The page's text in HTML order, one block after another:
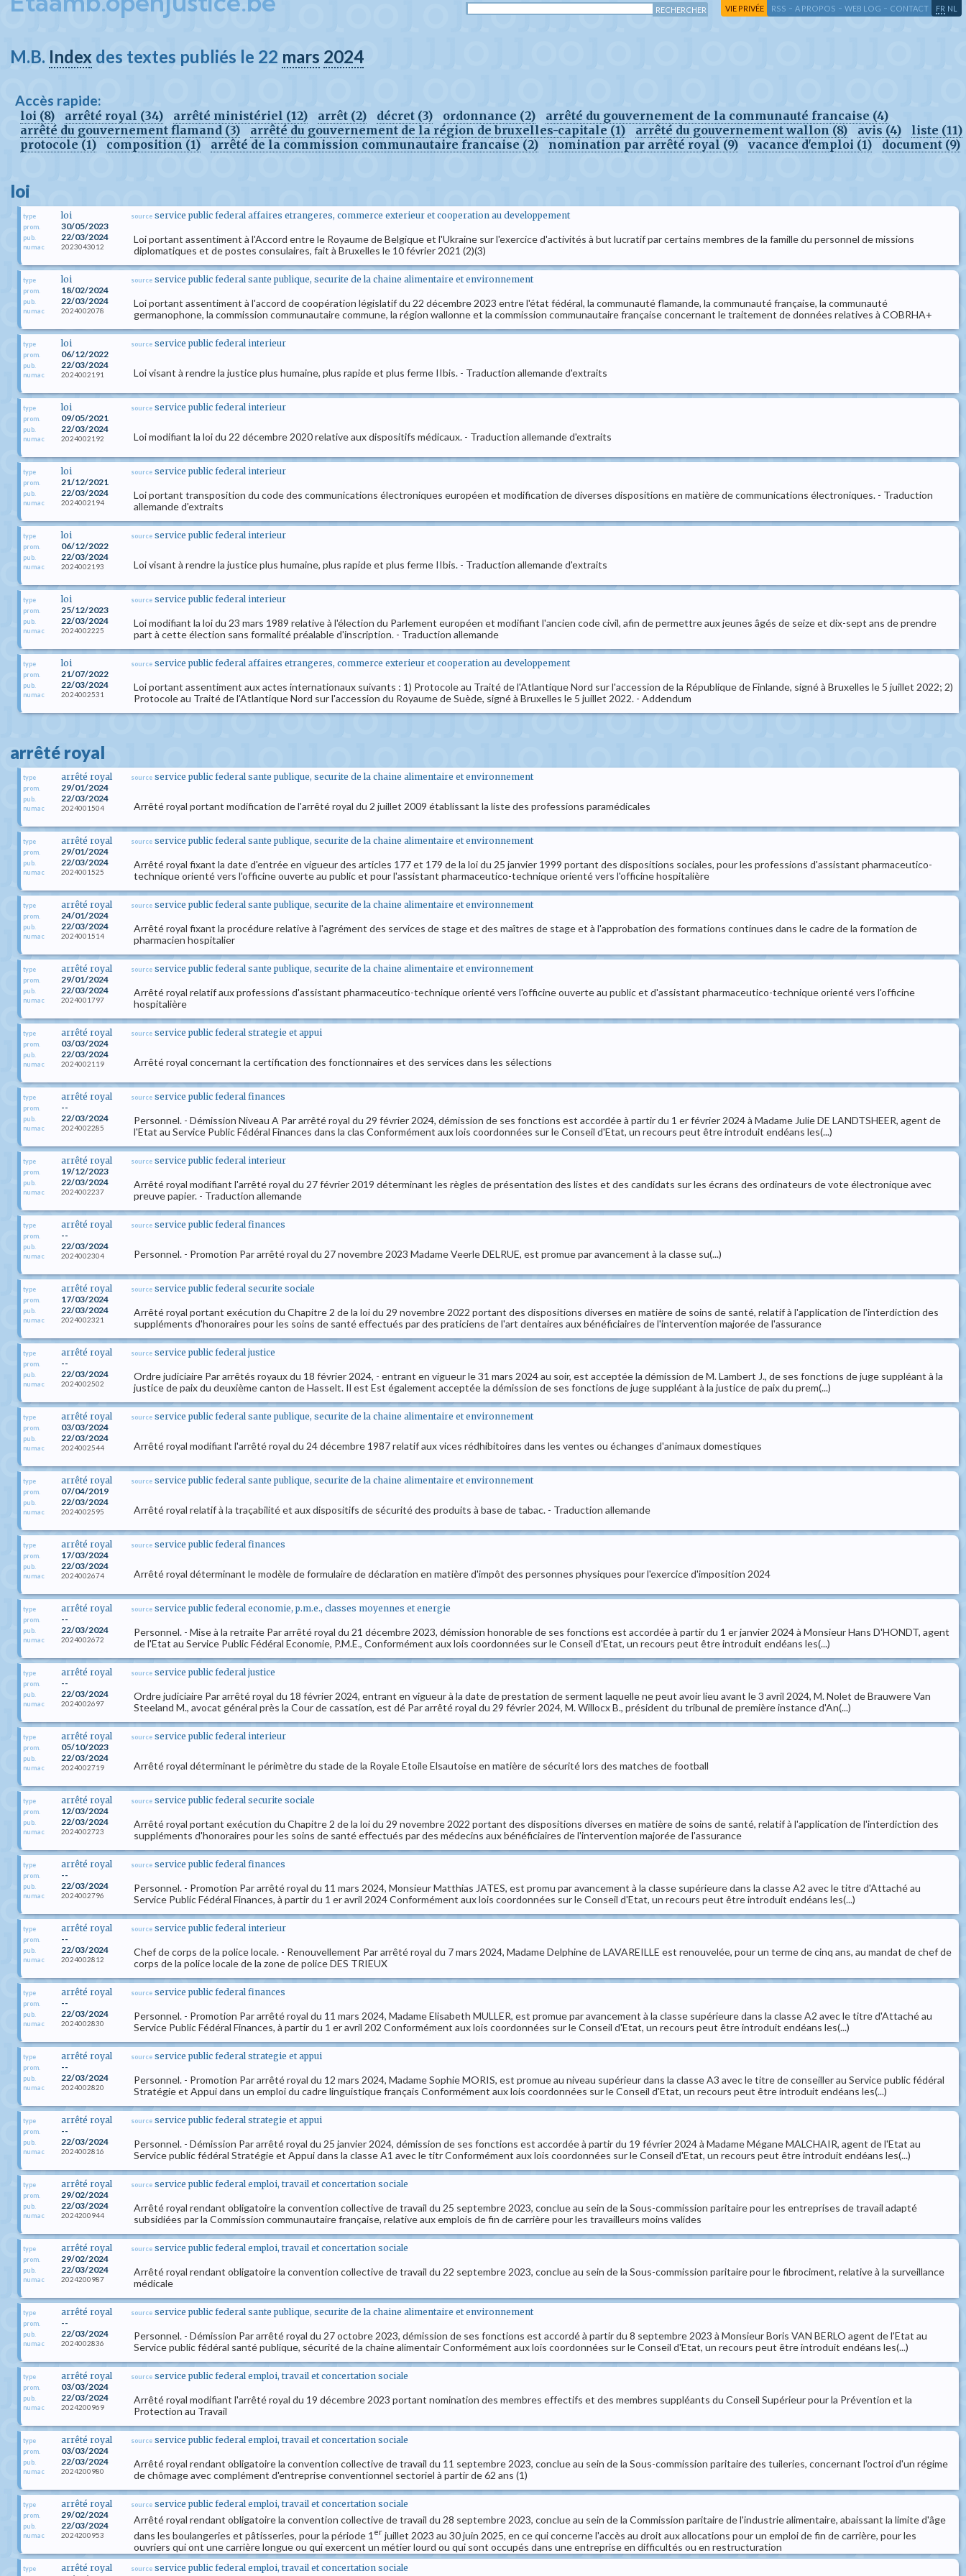
VIE PRIVÉE RSS - A PROPOS - WEB LOG - CONTACT FR NL
M.B. Index des textes publiés le 22 mars 2024
Accès rapide:
loi (8) arrêté royal (34) arrêté ministériel (12) arrêt (2) décret (3) ordonnance (2)
arrêté du gouvernement de la communauté francaise (4)
arrêté du gouvernement flamand (3)
arrêté du gouvernement de la région de bruxelles-capitale (1) arrêté du gouvernement wallon (8) avis (4)
liste (11)
protocole (1)
composition (1) arrêté de la commission communautaire francaise (2) nomination par arrêté royal (9) vacance d'emploi (1) document (9)
loi
type loi
prom. 30/05/2023
pub. 22/03/2024
numac 2023043012
source service public federal affaires etrangeres, commerce exterieur et cooperation au developpement
Loi portant assentiment à l'Accord entre le Royaume de Belgique et l'Ukraine sur l'exercice d'activités à but lucratif par certains membres de la famille du personnel de missions
diplomatiques et de postes consulaires, fait à Bruxelles le 10 février 2021 (2)(3)
type loi
prom. 18/02/2024
pub. 22/03/2024
numac 2024002078
source service public federal sante publique, securite de la chaine alimentaire et environnement
Loi portant assentiment à l'accord de coopération législatif du 22 décembre 2023 entre l'état fédéral, la communauté flamande, la communauté française, la communauté
germanophone, la commission communautaire commune, la région wallonne et la commission communautaire française concernant le traitement de données relatives à COBRHA+
type loi
prom. 06/12/2022
pub. 22/03/2024
numac 2024002191
source service public federal interieur
Loi visant à rendre la justice plus humaine, plus rapide et plus ferme IIbis. - Traduction allemande d'extraits
type loi
prom. 09/05/2021
pub. 22/03/2024
numac 2024002192
source service public federal interieur
Loi modifiant la loi du 22 décembre 2020 relative aux dispositifs médicaux. - Traduction allemande d'extraits
type loi
prom. 21/12/2021
pub. 22/03/2024
numac 2024002194
source service public federal interieur
Loi portant transposition du code des communications électroniques européen et modification de diverses dispositions en matière de communications électroniques. - Traduction
allemande d'extraits
type loi
prom. 06/12/2022
pub. 22/03/2024
numac 2024002193
source service public federal interieur
Loi visant à rendre la justice plus humaine, plus rapide et plus ferme IIbis. - Traduction allemande d'extraits
type loi
prom. 25/12/2023
pub. 22/03/2024
numac 2024002225
source service public federal interieur
Loi modifiant la loi du 23 mars 1989 relative à l'élection du Parlement européen et modifiant l'ancien code civil, afin de permettre aux jeunes âgés de seize et dix-sept ans de prendre
part à cette élection sans formalité préalable d'inscription. - Traduction allemande
type loi
prom. 21/07/2022
pub. 22/03/2024
numac 2024002531
source service public federal affaires etrangeres, commerce exterieur et cooperation au developpement
Loi portant assentiment aux actes internationaux suivants : 1) Protocole au Traité de l'Atlantique Nord sur l'accession de la République de Finlande, signé à Bruxelles le 5 juillet 2022; 2)
Protocole au Traité de l'Atlantique Nord sur l'accession du Royaume de Suède, signé à Bruxelles le 5 juillet 2022. - Addendum
arrêté royal
type arrêté royal
prom. 29/01/2024
pub. 22/03/2024
numac 2024001504
source service public federal sante publique, securite de la chaine alimentaire et environnement
Arrêté royal portant modification de l'arrêté royal du 2 juillet 2009 établissant la liste des professions paramédicales
type arrêté royal
prom. 29/01/2024
pub. 22/03/2024
numac 2024001525
source service public federal sante publique, securite de la chaine alimentaire et environnement
Arrêté royal fixant la date d'entrée en vigueur des articles 177 et 179 de la loi du 25 janvier 1999 portant des dispositions sociales, pour les professions d'assistant pharmaceutico-
technique orienté vers l'officine ouverte au public et pour l'assistant pharmaceutico-technique orienté vers l'officine hospitalière
type arrêté royal
prom. 24/01/2024
pub. 22/03/2024
numac 2024001514
source service public federal sante publique, securite de la chaine alimentaire et environnement
Arrêté royal fixant la procédure relative à l'agrément des services de stage et des maîtres de stage et à l'approbation des formations continues dans le cadre de la formation de
pharmacien hospitalier
type arrêté royal
prom. 29/01/2024
pub. 22/03/2024
numac 2024001797
source service public federal sante publique, securite de la chaine alimentaire et environnement
Arrêté royal relatif aux professions d'assistant pharmaceutico-technique orienté vers l'officine ouverte au public et d'assistant pharmaceutico-technique orienté vers l'officine
hospitalière
type arrêté royal
prom. 03/03/2024
pub. 22/03/2024
numac 2024002119
source service public federal strategie et appui
Arrêté royal concernant la certification des fonctionnaires et des services dans les sélections
type arrêté royal
prom. --
pub. 22/03/2024
numac 2024002285
source service public federal finances
Personnel. - Démission Niveau A Par arrêté royal du 29 février 2024, démission de ses fonctions est accordée à partir du 1 er février 2024 à Madame Julie DE LANDTSHEER, agent de
l'Etat au Service Public Fédéral Finances dans la clas Conformément aux lois coordonnées sur le Conseil d'Etat, un recours peut être introduit endéans les(...)
type arrêté royal
prom. 19/12/2023
pub. 22/03/2024
numac 2024002237
source service public federal interieur
Arrêté royal modifiant l'arrêté royal du 27 février 2019 déterminant les règles de présentation des listes et des candidats sur les écrans des ordinateurs de vote électronique avec
preuve papier. - Traduction allemande
type arrêté royal
prom. --
pub. 22/03/2024
numac 2024002304
source service public federal finances
Personnel. - Promotion Par arrêté royal du 27 novembre 2023 Madame Veerle DELRUE, est promue par avancement à la classe su(...)
type arrêté royal
prom. 17/03/2024
pub. 22/03/2024
numac 2024002321
source service public federal securite sociale
Arrêté royal portant exécution du Chapitre 2 de la loi du 29 novembre 2022 portant des dispositions diverses en matière de soins de santé, relatif à l'application de l'interdiction des
suppléments d'honoraires pour les soins de santé effectués par des praticiens de l'art dentaires aux bénéficiaires de l'intervention majorée de l'assurance
type arrêté royal
prom. --
pub. 22/03/2024
numac 2024002502
source service public federal justice
Ordre judiciaire Par arrêtés royaux du 18 février 2024, - entrant en vigueur le 31 mars 2024 au soir, est acceptée la démission de M. Lambert J., de ses fonctions de juge suppléant à la
justice de paix du deuxième canton de Hasselt. Il est Est également acceptée la démission de ses fonctions de juge suppléant à la justice de paix du prem(...)
type arrêté royal
prom. 03/03/2024
pub. 22/03/2024
numac 2024002544
source service public federal sante publique, securite de la chaine alimentaire et environnement
Arrêté royal modifiant l'arrêté royal du 24 décembre 1987 relatif aux vices rédhibitoires dans les ventes ou échanges d'animaux domestiques
type arrêté royal
prom. 07/04/2019
pub. 22/03/2024
numac 2024002595
source service public federal sante publique, securite de la chaine alimentaire et environnement
Arrêté royal relatif à la traçabilité et aux dispositifs de sécurité des produits à base de tabac. - Traduction allemande
type arrêté royal
prom. 17/03/2024
pub. 22/03/2024
numac 2024002674
source service public federal finances
Arrêté royal déterminant le modèle de formulaire de déclaration en matière d'impôt des personnes physiques pour l'exercice d'imposition 2024
type arrêté royal
prom. --
pub. 22/03/2024
numac 2024002672
source service public federal economie, p.m.e., classes moyennes et energie
Personnel. - Mise à la retraite Par arrêté royal du 21 décembre 2023, démission honorable de ses fonctions est accordée à partir du 1 er janvier 2024 à Monsieur Hans D'HONDT, agent
de l'Etat au Service Public Fédéral Economie, P.M.E., Conformément aux lois coordonnées sur le Conseil d'Etat, un recours peut être introduit endéans les(...)
type arrêté royal
prom. --
pub. 22/03/2024
numac 2024002697
source service public federal justice
Ordre judiciaire Par arrêté royal du 18 février 2024, entrant en vigueur à la date de prestation de serment laquelle ne peut avoir lieu avant le 3 avril 2024, M. Nolet de Brauwere Van
Steeland M., avocat général près la Cour de cassation, est dé Par arrêté royal du 29 février 2024, M. Willocx B., président du tribunal de première instance d'An(...)
type arrêté royal
prom. 05/10/2023
pub. 22/03/2024
numac 2024002719
source service public federal interieur
Arrêté royal déterminant le périmètre du stade de la Royale Etoile Elsautoise en matière de sécurité lors des matches de football
type arrêté royal
prom. 12/03/2024
pub. 22/03/2024
numac 2024002723
source service public federal securite sociale
Arrêté royal portant exécution du Chapitre 2 de la loi du 29 novembre 2022 portant des dispositions diverses en matière de soins de santé, relatif à l'application de l'interdiction des
suppléments d'honoraires pour les soins de santé effectués par des médecins aux bénéficiaires de l'intervention majorée de l'assurance
type arrêté royal
prom. --
pub. 22/03/2024
numac 2024002796
source service public federal finances
Personnel. - Promotion Par arrêté royal du 11 mars 2024, Monsieur Matthias JATES, est promu par avancement à la classe supérieure dans la classe A2 avec le titre d'Attaché au
Service Public Fédéral Finances, à partir du 1 er avril 2024 Conformément aux lois coordonnées sur le Conseil d'Etat, un recours peut être introduit endéans les(...)
type arrêté royal
prom. --
pub. 22/03/2024
numac 2024002812
source service public federal interieur
Chef de corps de la police locale. - Renouvellement Par arrêté royal du 7 mars 2024, Madame Delphine de LAVAREILLE est renouvelée, pour un terme de cinq ans, au mandat de chef de
corps de la police locale de la zone de police DES TRIEUX
type arrêté royal
prom. --
pub. 22/03/2024
numac 2024002830
source service public federal finances
Personnel. - Promotion Par arrêté royal du 11 mars 2024, Madame Elisabeth MULLER, est promue par avancement à la classe supérieure dans la classe A2 avec le titre d'Attaché au
Service Public Fédéral Finances, à partir du 1 er avril 202 Conformément aux lois coordonnées sur le Conseil d'Etat, un recours peut être introduit endéans les(...)
type arrêté royal
prom. --
pub. 22/03/2024
numac 2024002820
source service public federal strategie et appui
Personnel. - Promotion Par arrêté royal du 12 mars 2024, Madame Sophie MORIS, est promue au niveau supérieur dans la classe A3 avec le titre de conseiller au Service public fédéral
Stratégie et Appui dans un emploi du cadre linguistique français Conformément aux lois coordonnées sur le Conseil d'Etat, un recours peut être introduit endéans les(...)
type arrêté royal
prom. --
pub. 22/03/2024
numac 2024002816
source service public federal strategie et appui
Personnel. - Démission Par arrêté royal du 25 janvier 2024, démission de ses fonctions est accordée à partir du 19 février 2024 à Madame Mégane MALCHAIR, agent de l'Etat au
Service public fédéral Stratégie et Appui dans la classe A1 avec le titr Conformément aux lois coordonnées sur le Conseil d'Etat, un recours peut être introduit endéans les(...)
type arrêté royal
prom. 29/02/2024
pub. 22/03/2024
numac 2024200944
source service public federal emploi, travail et concertation sociale
Arrêté royal rendant obligatoire la convention collective de travail du 25 septembre 2023, conclue au sein de la Sous-commission paritaire pour les entreprises de travail adapté
subsidiées par la Commission communautaire française, relative aux emplois de fin de carrière pour les travailleurs moins valides
type arrêté royal
prom. 29/02/2024
pub. 22/03/2024
numac 2024200987
source service public federal emploi, travail et concertation sociale
Arrêté royal rendant obligatoire la convention collective de travail du 22 septembre 2023, conclue au sein de la Sous-commission paritaire pour le fibrociment, relative à la surveillance
médicale
type arrêté royal
prom. --
pub. 22/03/2024
numac 2024002836
source service public federal sante publique, securite de la chaine alimentaire et environnement
Personnel. - Démission Par arrêté royal du 27 octobre 2023, démission de ses fonctions est accordé à partir du 8 septembre 2023 à Monsieur Boris VAN BERLO agent de l'Etat au
Service public fédéral santé publique, sécurité de la chaine alimentair Conformément aux lois coordonnées sur le Conseil d'Etat, un recours peut être introduit endéans les(...)
type arrêté royal
prom. 03/03/2024
pub. 22/03/2024
numac 2024200969
source service public federal emploi, travail et concertation sociale
Arrêté royal modifiant l'arrêté royal du 19 décembre 2023 portant nomination des membres effectifs et des membres suppléants du Conseil Supérieur pour la Prévention et la
Protection au Travail
type arrêté royal
prom. 03/03/2024
pub. 22/03/2024
numac 2024200980
source service public federal emploi, travail et concertation sociale
Arrêté royal rendant obligatoire la convention collective de travail du 11 septembre 2023, conclue au sein de la Sous-commission paritaire des tuileries, concernant l'octroi d'un régime
de chômage avec complément d'entreprise conventionnel sectoriel à partir de 62 ans (1)
type arrêté royal
prom. 29/02/2024
pub. 22/03/2024
numac 2024200953
source service public federal emploi, travail et concertation sociale
Arrêté royal rendant obligatoire la convention collective de travail du 28 septembre 2023, conclue au sein de la Commission paritaire de l'industrie alimentaire, abaissant la limite d'âge
dans les boulangeries et pâtisseries, pour la période 1 er juillet 2023 au 30 juin 2025, en ce qui concerne l'accès au droit aux allocations pour un emploi de fin de carrière, pour les
ouvriers qui ont une carrière longue ou qui exercent un métier lourd ou qui sont occupés dans une entreprise en difficultés ou en restructuration
type arrêté royal source service public federal emploi, travail et concertation sociale